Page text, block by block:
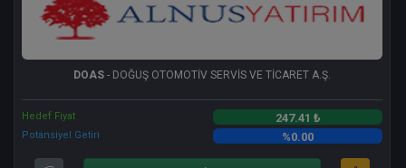
DOAS - DOĞUŞ OTOMOTİV SERVİS VE TİCARET A.Ş.
Hedef Fiyat 247.41 ₺
Potansiyel Getiri %0.00